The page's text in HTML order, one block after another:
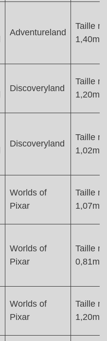
Adventureland
Taille
1,40m
Discoveryland
Taille
1,20m
Discoveryland
Taille
1,02m
Worlds of
Pixar
Taille
1,07m
Worlds of
Pixar
Taille
0,81m
Worlds of
Pixar
Taille
1,20m